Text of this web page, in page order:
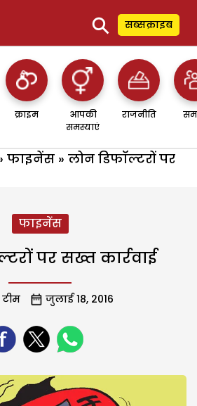
⚲ सब्सक्राइब
क्राइम
आपकी
समस्याएं
राजनीति
फाइनेंस » लोन डिफॉल्टरों पर
फाइनेंस
पर सख्त कार्रवाई
टीम जुलाई 18, 2016